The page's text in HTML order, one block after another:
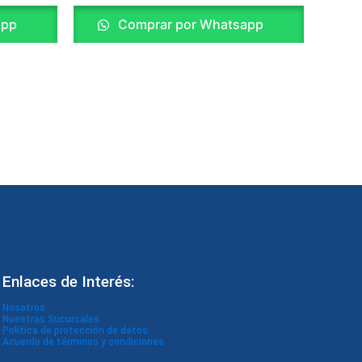
Comprar por Whatsapp
Enlaces de Interés:
Nosotros
Nuestras Sucursales
Política de protección de datos
Acuerdo de términos y condiciones